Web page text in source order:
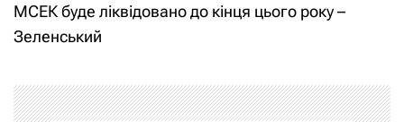
в
г
МСЕК буде ліквідовано до кінця цього року –
Зеленський